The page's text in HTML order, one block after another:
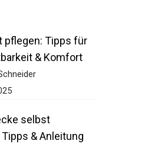
pflegen: Tipps für
& Komfort
selbst
& Anleitung